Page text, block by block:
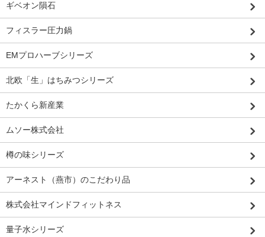
ギベオン隕石
フィスラー圧力鍋
EMプロハーブシリーズ
北欧「生」はちみつシリーズ
たかくら新産業
ムソー株式会社
樽の味シリーズ
アーネスト（燕市）のこだわり品
株式会社マインドフィットネス
量子水シリーズ